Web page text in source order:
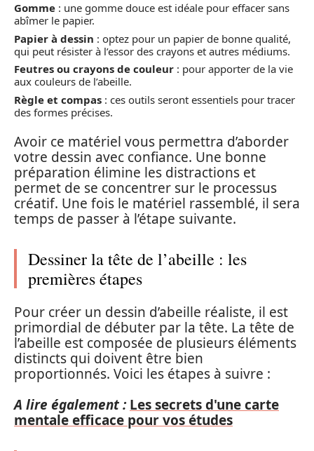
Gomme : une gomme douce est idéale pour effacer sans
abîmer le papier.
Papier à dessin : optez pour un papier de bonne qualité,
qui peut résister à l’essor des crayons et autres médiums.
Feutres ou crayons de couleur : pour apporter de la vie
aux couleurs de l’abeille.
Règle et compas : ces outils seront essentiels pour tracer
des formes précises.
Avoir ce matériel vous permettra d’aborder
votre dessin avec confiance. Une bonne
préparation élimine les distractions et
permet de se concentrer sur le processus
créatif. Une fois le matériel rassemblé, il sera
temps de passer à l’étape suivante.
Dessiner la tête de l’abeille : les
premières étapes
Pour créer un dessin d’abeille réaliste, il est
primordial de débuter par la tête. La tête de
l’abeille est composée de plusieurs éléments
distincts qui doivent être bien
proportionnés. Voici les étapes à suivre :
A lire également : Les secrets d'une carte
mentale efficace pour vos études